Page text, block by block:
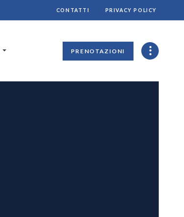
CONTATTI PRIVACY POLICY
PRENOTAZIONI